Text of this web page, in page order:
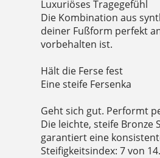
Luxuriöses Tragegefühl
Die Kombination aus
deiner Fußform perfekt
vorbehalten ist.
Hält die Ferse fest
Eine steife Fersenka
Geht sich gut. Performt
Die leichte, steife Bronze
garantiert eine
Steifigkeitsindex: 7 von 14.